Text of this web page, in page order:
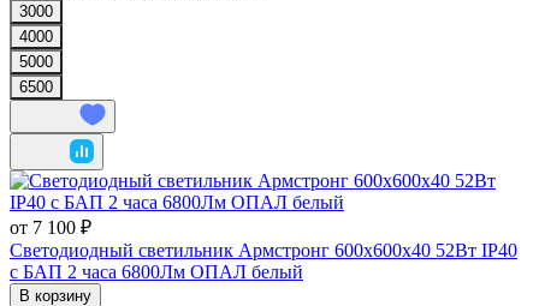
3000
4000
5000
6500
от 7 100 ₽
Светодиодный светильник Армстронг 600х600х40 52Вт IP40
с БАП 2 часа 6800Лм ОПАЛ белый
В корзину